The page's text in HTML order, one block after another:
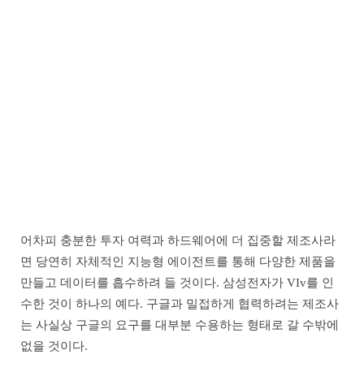
어차피 충분한 투자 여력과 하드웨어에 더 집중할 제조사라
면 당연히 자체적인 지능형 에이전트를 통해 다양한 제품을
만들고 데이터를 흡수하려 들 것이다. 삼성전자가 VIv를 인
수한 것이 하나의 예다. 구글과 밀접하게 협력하려는 제조사
는 사실상 구글의 요구를 대부분 수용하는 형태로 갈 수밖에
없을 것이다.